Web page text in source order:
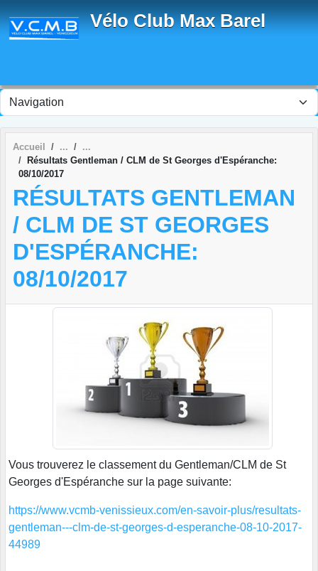
Vélo Club Max Barel
Accueil
Résultats Gentleman / CLM de St Georges d'Espéranche:
08/10/2017
RÉSULTATS GENTLEMAN
/ CLM DE ST GEORGES
D'ESPÉRANCHE:
08/10/2017
Vous trouverez le classement du Gentleman/CLM de St
Georges d'Espéranche sur la page suivante:
https://www.vcmb-venissieux.com/en-savoir-plus/resultats-
gentleman---clm-de-st-georges-d-esperanche-08-10-2017-
44989